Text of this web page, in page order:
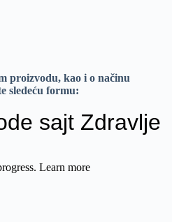
proizvodu, kao i o načinu
sledeću formu: